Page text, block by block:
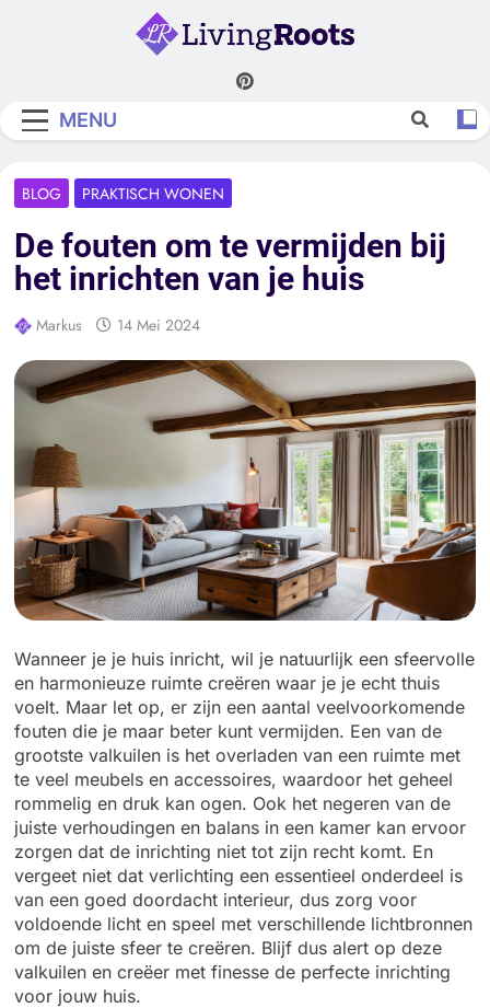
Living Roots
MENU
BLOG PRAKTISCH WONEN
De fouten om te vermijden bij
het inrichten van je huis
Markus 14 Mei 2024
Wanneer je je huis inricht, wil je natuurlijk een sfeervolle
en harmonieuze ruimte creëren waar je je echt thuis
voelt. Maar let op, er zijn een aantal veelvoorkomende
fouten die je maar beter kunt vermijden. Een van de
grootste valkuilen is het overladen van een ruimte met
te veel meubels en accessoires, waardoor het geheel
rommelig en druk kan ogen. Ook het negeren van de
juiste verhoudingen en balans in een kamer kan ervoor
zorgen dat de inrichting niet tot zijn recht komt. En
vergeet niet dat verlichting een essentieel onderdeel is
van een goed doordacht interieur, dus zorg voor
voldoende licht en speel met verschillende lichtbronnen
om de juiste sfeer te creëren. Blijf dus alert op deze
valkuilen en creëer met finesse de perfecte inrichting
voor jouw huis.